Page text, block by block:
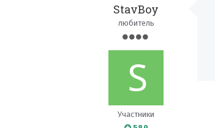
StavBoy
любитель
Участники